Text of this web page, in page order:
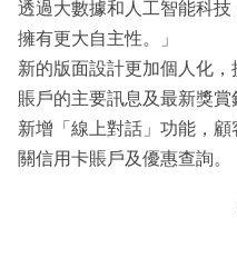
透過大數據和人工智能科
擁有更大自主性。」
新的版面設計更加個人化
賬戶的主要訊息及最新獎賞
新增「線上對話」功能，
關信用卡賬戶及優惠查詢。